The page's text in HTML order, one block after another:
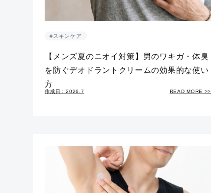
#スキンケア
【メンズ夏のニオイ対策】男のワキガ・体臭
を防ぐデオドラントクリームの効果的な使い
方
READ MORE >>
作成日：2026.7